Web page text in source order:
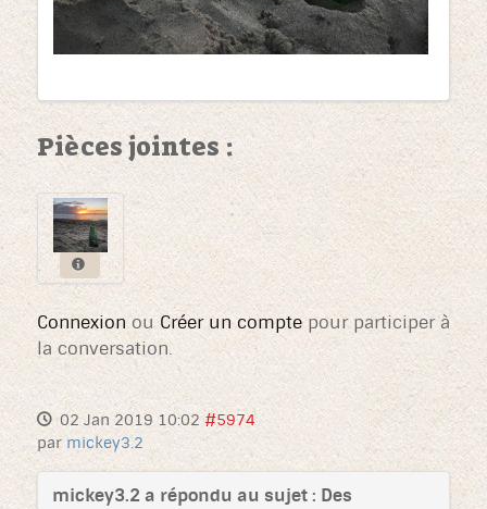
Pièces jointes :
ConnexionouCréer un compte pour participer à
la conversation.
02 Jan 2019 10:02 #5974
par mickey3.2
mickey3.2 a répondu au sujet : Des